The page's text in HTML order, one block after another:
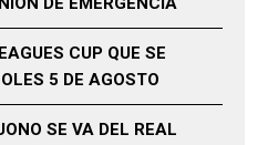
CUP QUE SE
5 DE AGOSTO
SE VA DEL REAL